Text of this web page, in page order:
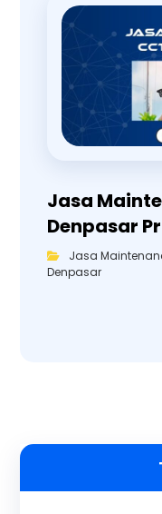
Jasa
Denpasar
Jasa
Denpasar